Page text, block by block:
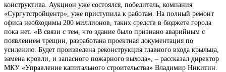
конструктива. Аукцион уже состоялся, победитель, компания
«Сургутстройцентр», уже приступила к работам. На полный ремонт
офиса необходимы 200 миллионов, таких средств в бюджете города
пока нет. «В связи с тем, что здание было признано аварийным с
появлением трещин, разработана проектная документация по
усилению. Будет произведена реконструкция главного входа крыльца,
замена кровли, и запасного пожарного выхода», – рассказал директор
МКУ «Управление капитального строительства» Владимир Никитин.